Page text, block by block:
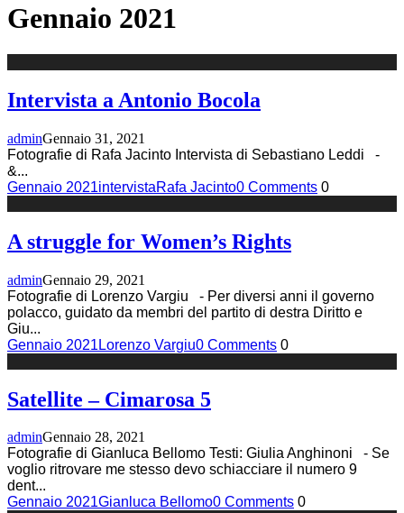
Gennaio 2021
Intervista a Antonio Bocola
adminGennaio 31, 2021
Fotografie di Rafa Jacinto Intervista di Sebastiano Leddi -
&...
Gennaio 2021intervistaRafa Jacinto0 Comments 0
A struggle for Women’s Rights
adminGennaio 29, 2021
Fotografie di Lorenzo Vargiu - Per diversi anni il governo
polacco, guidato da membri del partito di destra Diritto e
Giu...
Gennaio 2021 Lorenzo Vargiu0 Comments 0
Satellite – Cimarosa 5
adminGennaio 28, 2021
Fotografie di Gianluca Bellomo Testi: Giulia Anghinoni - Se
voglio ritrovare me stesso devo schiacciare il numero 9
dent...
Gennaio 2021Gianluca Bellomo0 Comments 0